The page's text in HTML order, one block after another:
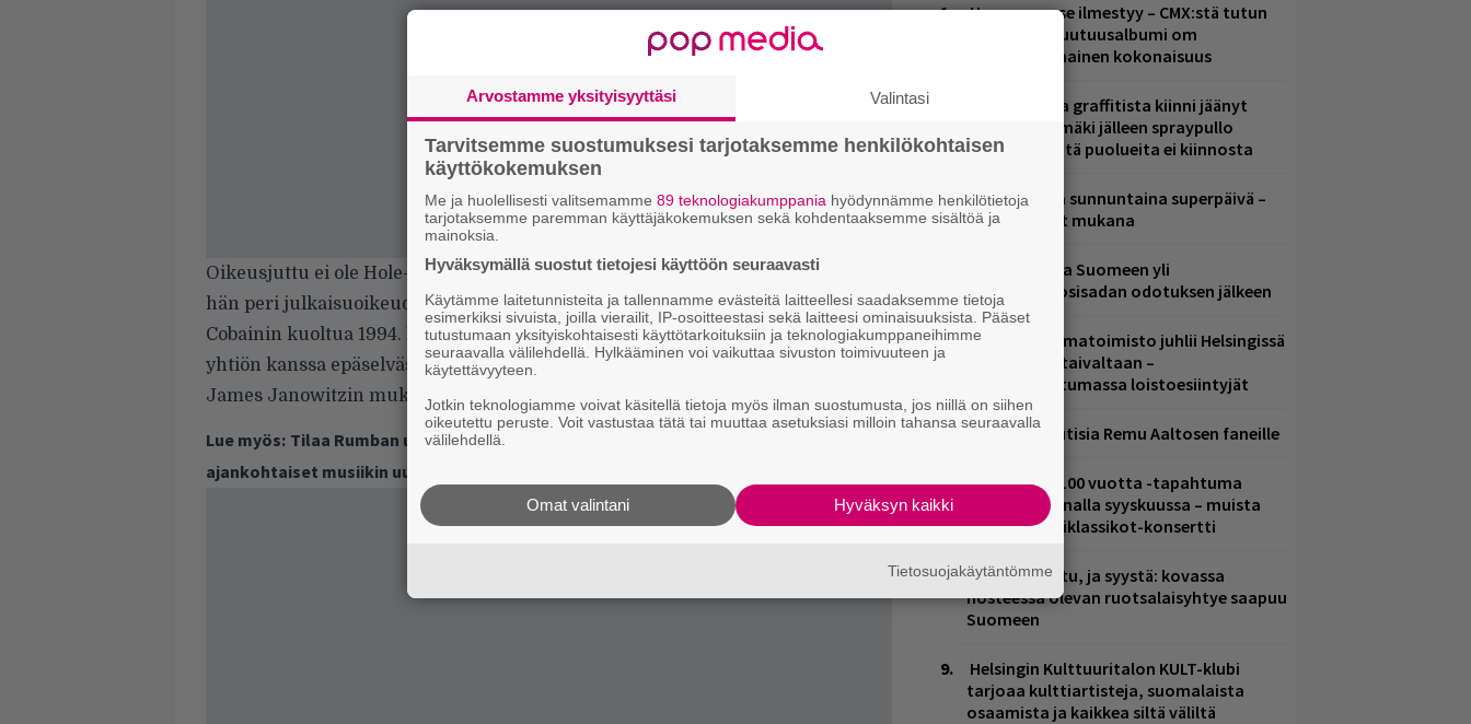
Oikeusjuttu ei ole Hole-laulajalle vuoden ensimmäinen. Kurt Cobainin leskenä
hän peri julkaisuoikeudet suurimpaan osaan kulttibändi Nirvanan tuotannosta
Cobainin kuoltua 1994. Laulaja ajautui rajuun rojaltiriitaan London and Co -
yhtiön kanssa epäselvästä 20 miljoonan tilityksestä, mutta Loven asianajajan
James Janowitzin mukaan asia on sovittu.
Lue myös: Tilaa Rumban uutiskirje ja tiedät mistä kahvitauolla puhutaan! Nappaa
ajankohtaiset musiikin uutiset ja puheenaiheet suoraan sähköpostiin tästä.
Huomenna se ilmestyy – CMX:stä tutun
A.W. Yrjänän uutuusalbumi om
mammuttimainen kokonaisuus
Laittomasta graffitista kiinni jäänyt
Paavo Arhinmäki jälleen spraypullo
kädessä – näitä puolueita ei kiinnosta
Tampereella sunnuntaina superpäivä –
nämä artistit mukana
Weezer palaa Suomeen yli
neljännesvuosisadan odotuksen jälkeen
Mainio ohjelmatoimisto juhlii Helsingissä
10-vuotista taivaltaan –
ilmaistapahtumassa loistoesiintyjät
Mainioita uutisia Remu Aaltosen faneille
Valtava Yle 100 vuotta -tapahtuma
Veikkaus Arenalla syyskuussa – muista
myös metalliklassikot-konsertti
Kent mainittu, ja syystä: kovassa
nosteessa olevan ruotsalaisyhtye saapuu
Suomeen
Helsingin Kulttuuritalon KULT-klubi
tarjoaa kulttiartisteja, suomalaista
osaamista ja kaikkea siltä väliltä
Arvostamme yksityisyyttäsi Valintasi
Tarvitsemme suostumuksesi tarjotaksemme henkilökohtaisen
käyttökokemuksen
Me ja huolellisesti valitsemamme 89 teknologiakumppania hyödynnämme henkilötietoja
tarjotaksemme paremman käyttäjäkokemuksen sekä kohdentaaksemme sisältöä ja
mainoksia.
Hyväksymällä suostut tietojesi käyttöön seuraavasti
Käytämme laitetunnisteita ja tallennamme evästeitä laitteellesi saadaksemme tietoja
esimerkiksi sivuista, joilla vierailit, IP-osoitteestasi sekä laitteesi ominaisuuksista. Pääset
tutustumaan yksityiskohtaisesti käyttötarkoituksiin ja teknologiakumppaneihimme
seuraavalla välilehdellä. Hylkääminen voi vaikuttaa sivuston toimivuuteen ja
käytettävyyteen.
Jotkin teknologiamme voivat käsitellä tietoja myös ilman suostumusta, jos niillä on siihen
oikeutettu peruste. Voit vastustaa tätä tai muuttaa asetuksiasi milloin tahansa seuraavalla
välilehdellä.
Hyväksyn kaikki
Omat valintani
Tietosuojakäytäntömme